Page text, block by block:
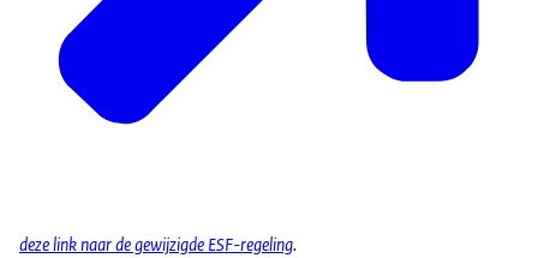
deze link naar de gewijzigde ESF-regeling.